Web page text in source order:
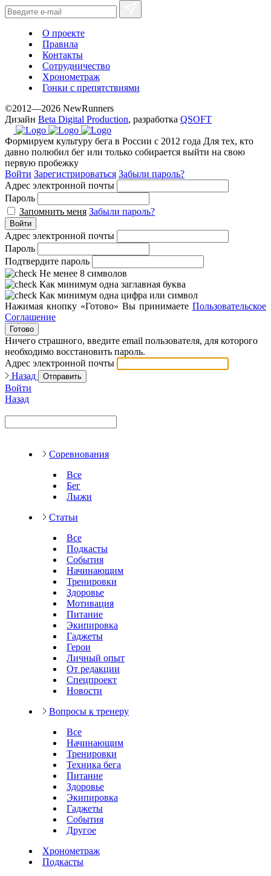
О проекте
Правила
Контакты
Сотрудничество
Хронометраж
Гонки с препятствиями
©2012—2026 NewRunners
Дизайн Beta Digital Production, разработка QSOFT
Формируем культуру бега в России с 2012 года Для тех, кто
давно полюбил бег или только собирается выйти на свою
первую пробежку
Войти Зарегистрироваться Забыли пароль?
Адрес электронной почты
Пароль
Запомнить меня Забыли пароль?
Войти
Адрес электронной почты
Пароль
Подтвердите пароль
Не менее 8 символов
Как минимум одна заглавная буква
Как минимум одна цифра или символ
Нажимая кнопку «Готово» Вы принимаете Пользовательское
Соглашение
Готово
Ничего страшного, введите email пользователя, для которого
необходимо восстановить пароль.
Адрес электронной почты
Назад
Отправить
Войти
Назад
Соревнования
Все
Бег
Лыжи
Статьи
Все
Подкасты
События
Начинающим
Тренировки
Здоровье
Мотивация
Питание
Экипировка
Гаджеты
Герои
Личный опыт
От редакции
Спецпроект
Новости
Вопросы к тренеру
Все
Начинающим
Тренировки
Техника бега
Питание
Здоровье
Экипировка
Гаджеты
События
Другое
Хронометраж
Подкасты